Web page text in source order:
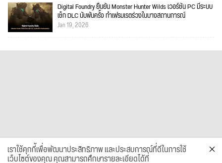
Digital Foundry ยืนยัน Monster Hunter Wilds เวอร์ชัน PC มีระบบ
เช็ก DLC นับพันครั้ง ทำเฟรมเรตร่วงในบางสถานการณ์
Jan 19, 2026
เราใช้คุกกี้เพื่อพัฒนาประสิทธิภาพ และประสบการณ์ที่ดีในการใช้
เว็บไซต์ของคุณ คุณสามารถศึกษารายละเอียดได้ที่